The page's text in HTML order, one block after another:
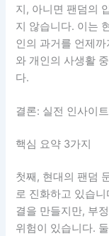
지, 아니면 팬덤의
지 않습니다. 이는
인의 과거를 언제
와 개인의 사생활
다.
결론: 실전 인사이트
핵심 요약 3가지
첫째, 현대의 팬덤
로 진화하고 있습
결을 만들지만, 부
위험이 있습니다.